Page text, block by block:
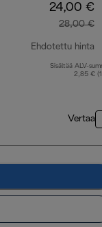
24,00 €
28,00 €
Ehdotettu hinta
Sisältää ALV-
2,85 €
Vertaa